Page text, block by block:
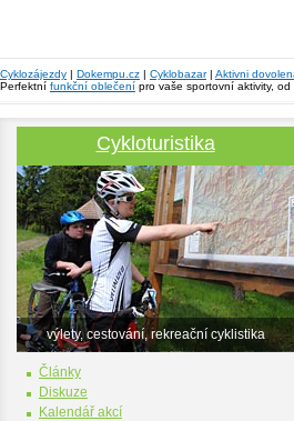
Cyklozájezdy | Dokempu.cz | Cyklobazar| Aktivni
Perfektní funkční oblečení pro vaše sportovní aktivity, od
Cykloturistika
výlety, cestování, rekreační cyklistika
Články
Diskuze
Kalendář akcí